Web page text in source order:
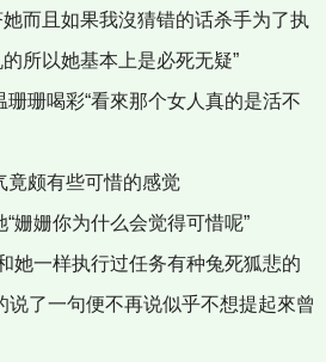
而且如果我沒猜错的话杀手为了执
所以她基本上是必死无疑”
珊喝彩“看來那个女人真的是活不
颇有些可惜的感觉
姗你为什么会觉得可惜呢”
她一样执行过任务有种兔死狐悲的
说了一句便不再说似乎不想提起來曾